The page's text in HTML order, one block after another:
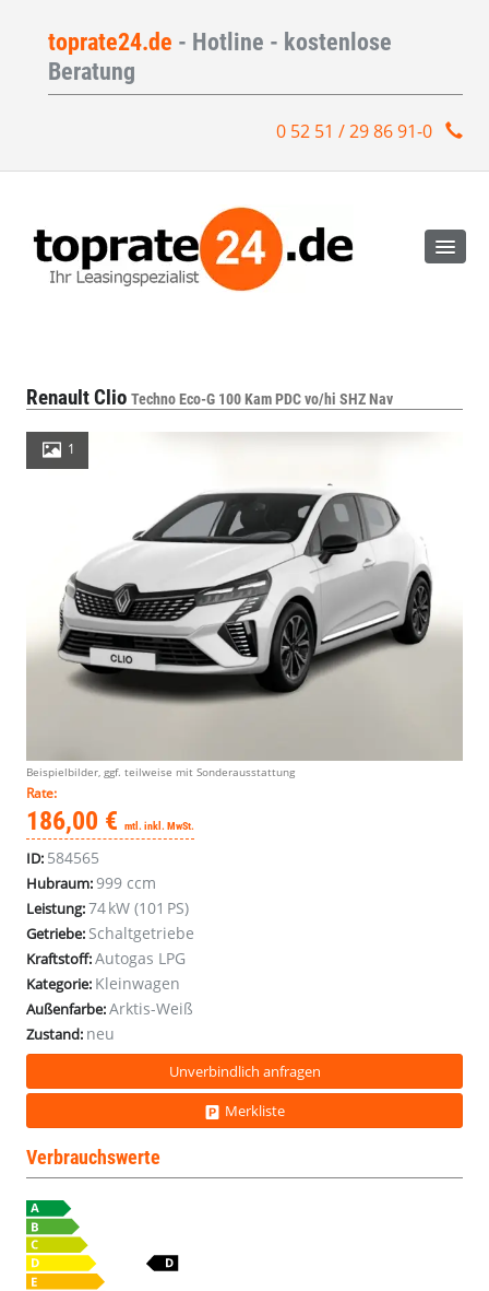
toprate24.de - Hotline - kostenlose
Beratung
0 52 51 / 29 86 91-0
Renault Clio Techno Eco-G 100 Kam PDC vo/hi SHZ Nav
1
Beispielbilder, ggf. teilweise mit Sonderausstattung
Rate:
186,00 € mtl. inkl. MwSt.
ID: 584565
Hubraum:999 ccm
Leistung:74 kW (101 PS)
Getriebe: Schaltgetriebe
Kraftstoff:Autogas LPG
Kategorie: Kleinwagen
Außenfarbe:Arktis-Weiß
Zustand: neu
Unverbindlich anfragen
Merkliste
Verbrauchswerte